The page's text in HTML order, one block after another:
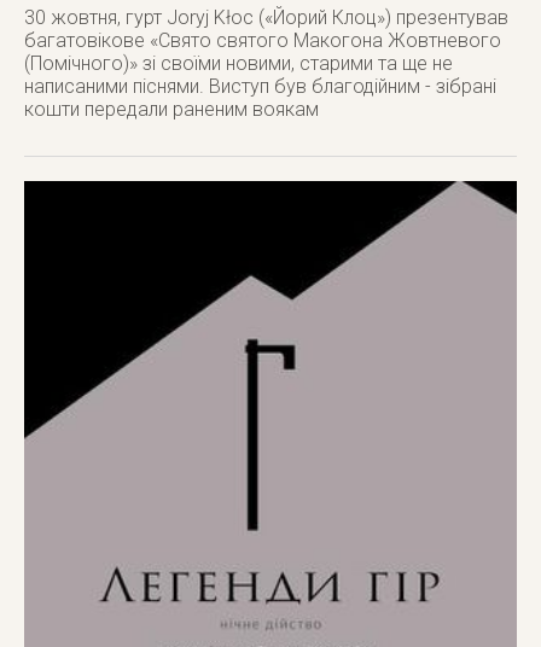
30 жовтня, гурт Joryj Kłoc («Йорий Клоц») презентував
багатовікове «Свято святого Макогона Жовтневого
(Помічного)» зі своїми новими, старими та ще не
написаними піснями. Виступ був благодійним - зібрані
кошти передали раненим воякам